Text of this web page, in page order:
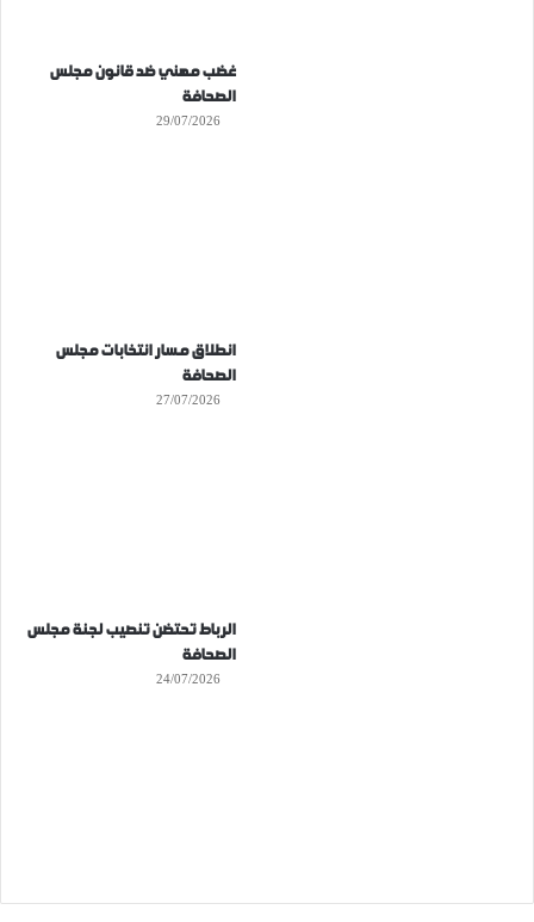
غضب مهني ضد قانون مجلس
الصحافة
29/07/2026
انطلاق مسار انتخابات مجلس
الصحافة
27/07/2026
الرباط تحتضن تنصيب لجنة مجلس
الصحافة
24/07/2026